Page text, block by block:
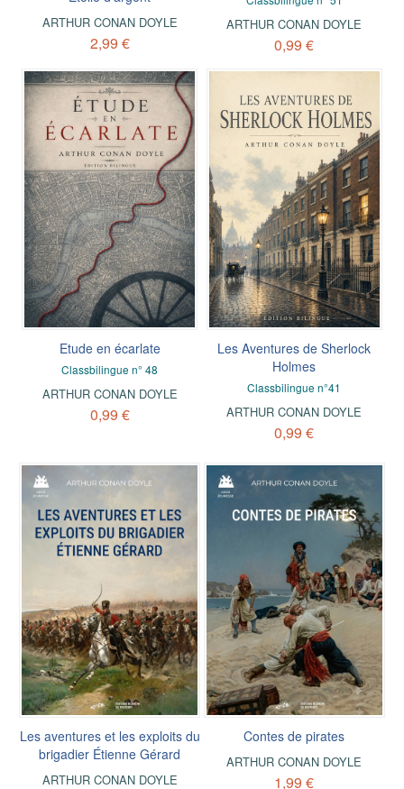
ARTHUR CONAN DOYLE
2,99 €
ARTHUR CONAN DOYLE
0,99 €
Etude en écarlate
Classbilingue n° 48
ARTHUR CONAN DOYLE
0,99 €
Les Aventures de Sherlock
Holmes
Classbilingue n°41
ARTHUR CONAN DOYLE
0,99 €
Les aventures et les exploits du
brigadier Étienne Gérard
ARTHUR CONAN DOYLE
Contes de pirates
ARTHUR CONAN DOYLE
1,99 €